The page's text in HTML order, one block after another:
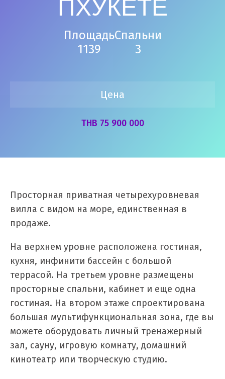
ПХУКЕТЕ
Цена
THB 75 900 000
Площадь
1139
Спальни
3
Просторная приватная четырехуровневая
вилла с видом на море, единственная в
продаже.
На верхнем уровне расположена гостиная,
кухня, инфинити бассейн с большой
террасой. На третьем уровне размещены
просторные спальни, кабинет и еще одна
гостиная. На втором этаже спроектирована
большая мультифункциональная зона, где вы
можете оборудовать личный тренажерный
зал, сауну, игровую комнату, домашний
кинотеатр или творческую студию.